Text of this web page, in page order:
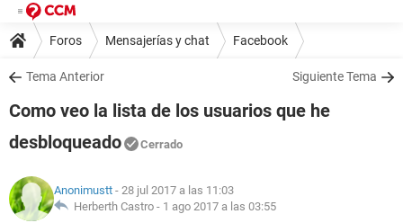
Foros Mensajerías y chat Facebook
Tema Anterior Siguiente Tema
Como veo la lista de los usuarios que he
desbloqueado
Cerrado
Anonimustt - 28 jul 2017 a las 11:03
Herberth Castro - 1 ago 2017 a las 03:55